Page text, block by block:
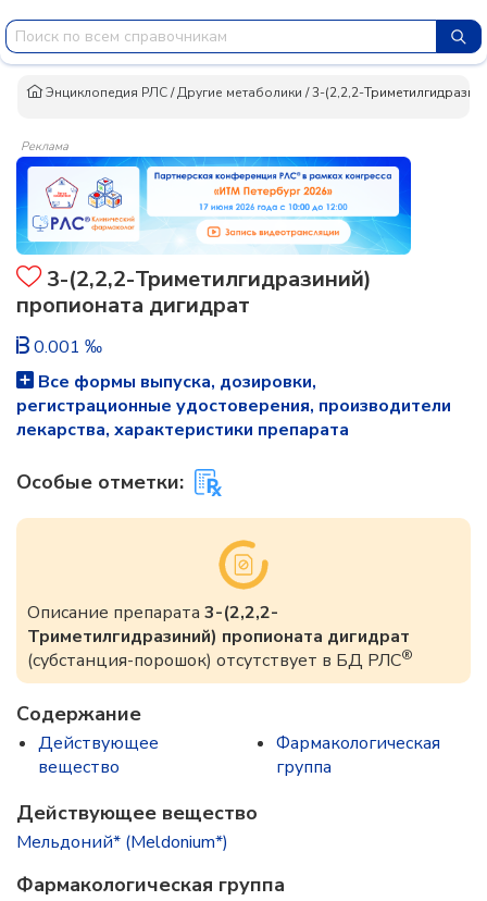
Энциклопедия РЛС/Другие метаболики /3-(2,2,2-
Реклама
3-(2,2,2-Триметилгидразиний)
пропионата дигидрат
0.001 ‰
Все формы выпуска, дозировки,
регистрационные удостоверения, производители
лекарства, характеристики препарата
Особые отметки:
Описание препарата 3-(2,2,2-
Триметилгидразиний) пропионата дигидрат
(субстанция-порошок) отсутствует в БД РЛС®
Содержание
Действующее
вещество
Фармакологическая
группа
Действующее вещество
Мельдоний* (Meldonium*)
Фармакологическая группа